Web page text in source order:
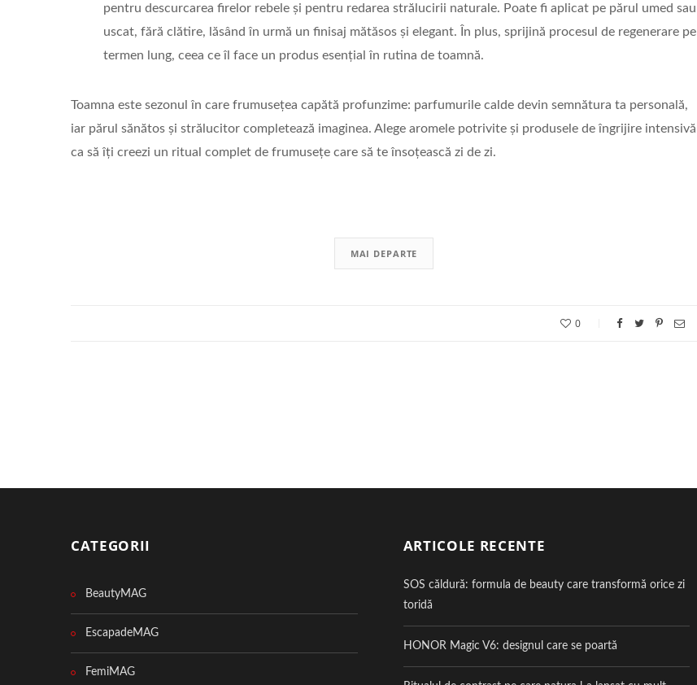
pentru descurcarea firelor rebele și pentru redarea strălucirii naturale. Poate fi aplicat pe părul umed sau
uscat, fără clătire, lăsând în urmă un finisaj mătăsos și elegant. În plus, sprijină procesul de regenerare pe
termen lung, ceea ce îl face un produs esențial în rutina de toamnă.
Toamna este sezonul în care frumusețea capătă profunzime: parfumurile calde devin semnătura ta personală,
iar părul sănătos și strălucitor completează imaginea. Alege aromele potrivite și produsele de îngrijire intensivă
ca să îți creezi un ritual complet de frumusețe care să te însoțească zi de zi.
MAI DEPARTE
0
CATEGORII
BeautyMAG
EscapadeMAG
FemiMAG
ARTICOLE RECENTE
SOS căldură: formula de beauty care transformă orice zi
toridă
HONOR Magic V6: designul care se poartă